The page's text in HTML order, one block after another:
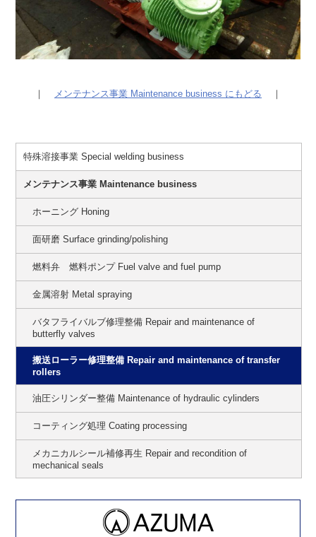
｜ メンテナンス事業 Maintenance business にもどる ｜
特殊溶接事業 Special welding business
メンテナンス事業 Maintenance business
ホーニング Honing
面研磨 Surface grinding/polishing
燃料弁 燃料ポンプ Fuel valve and fuel pump
金属溶射 Metal spraying
バタフライバルブ修理整備 Repair and maintenance of
butterfly valves
搬送ローラー修理整備 Repair and maintenance of transfer
rollers
油圧シリンダー整備 Maintenance of hydraulic cylinders
コーティング処理 Coating processing
メカニカルシール補修再生 Repair and recondition of
mechanical seals